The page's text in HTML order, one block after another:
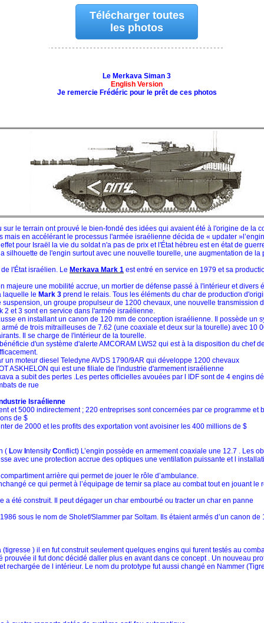
Télécharger toutes
les photos
Le Merkava Siman 3
English Version
Je remercie Frédéric pour le prêt de ces photos
sur le terrain ont prouvé le bien-fondé des idées qui avaient été à l'origine de la
mais en accélérant le processus l'armée israélienne décida de « updater
pour Israël la vie du soldat n'a pas de prix et l'État hébreu est en état de
silhouette de l'engin surtout avec une nouvelle tourelle, une augmentation de la
l'État israélien. Le Merkava Mark 1 est entré en service en 1979 et sa
majeure une mobilité accrue, un mortier de défense passé à l'intérieur et divers
laquelle le Mark 3 prend le relais. Tous les éléments du char de production
un groupe propulseur de 1200 chevaux, une nouvelle transmission
2 et 3 sont en service dans l'armée israélienne.
en installant un canon de 120 mm de conception israélienne. Il possède un
de trois mitrailleuses de 7.62 (une coaxiale et deux sur la tourelle) avec 10
Il se charge de l'intérieur de la tourelle.
d'un système d'alerte AMCORAM LWS2 qui est à la disposition du chef
un moteur diesel Teledyne AVDS 1790/9AR qui développe 1200 chevaux
ASKHELON qui est une filiale de l'industrie d'armement israélienne
a subit des pertes .Les pertes officielles avouées par l IDF sont de 4 engins
de rue
Israélienne
et 5000 indirectement ; 220 entreprises sont concernées par ce programme et
de $
de 2000 et les profits des exportation vont avoisiner les 400 millions de $
( Low ntensity Conflict) L’engin possède en armement coaxiale une 12.7 . Les
avec une protection accrue des optiques une ventilation puissante et l
arrière qui permet de jouer le rôle d’ambulance.
ce qui permet à l’équipage de ternir sa place au combat tout en jouant le
a été construit. Il peut dégager un char embourbé ou tracter un char en panne
sous le nom de Sholef/Slammer par Soltam. Ils étaient armés d’un canon
) il en fut construit seulement quelques engins qui furent testés au
prouvée il fut donc décidé daller plus en avant dans ce concept . Un nouveau
rechargée de l intérieur. Le nom du prototype fut aussi changé en Nammer